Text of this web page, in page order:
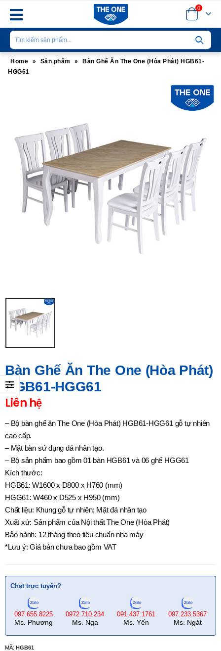
0
Home » Sản phẩm »
Bàn Ghế Ăn The One (Hòa Phát) HGB61-
HGG61
Bàn Ghế Ăn The One (Hòa Phát)
HGB61-HGG61
Liên hệ
– Bộ bàn ghế ăn The One (Hòa Phát) HGB61-HGG61 gỗ tự nhiên
cao cấp.
– Mặt bàn sử dụng đá nhân tạo.
– Bộ sản phẩm bao gồm 01 bàn HGB61 và 06 ghế HGG61
Kích thước:
HGB61: W1600 x D800 x H760 (mm)
HGG61: W460 x D525 x H950 (mm)
Chất liệu: Khung gỗ tự nhiên; Mặt đá nhân tạo
Xuất xứ: Sản phẩm của Nội thất The One (Hòa Phát)
Bảo hành: 12 tháng theo tiêu chuẩn nhà máy
*Lưu ý: Giá bán chưa bao gồm VAT
Chat trực tuyến?
097.655.8225
Ms. Phương
0972.710.234
Ms. Nga
091.437.1761
Ms. Yến
097.233.5367
Ms. Ngát
MÃ: HGB61